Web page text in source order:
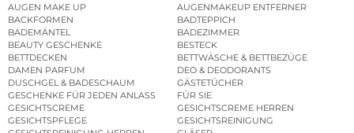
AUGEN MAKE UP
AUGENMAKEUP ENTFERNER
BACKFORMEN
BADTEPPICH
BADEMÄNTEL
BADEZIMMER
BEAUTY GESCHENKE
BESTECK
BETTDECKEN
BETTWÄSCHE & BETTBEZÜGE
DAMEN PARFUM
DEO & DEODORANTS
DUSCHGEL & BADESCHAUM
GÄSTETÜCHER
GESCHENKE FÜR JEDEN ANLASS
FÜR SIE
GESICHTSCREME
GESICHTSCREME HERREN
GESICHTSPFLEGE
GESICHTSREINIGUNG